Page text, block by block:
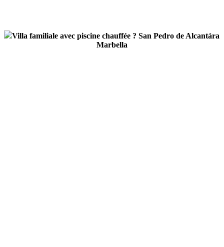
Villa familiale avec piscine chauffée ? San Pedro de Alcantára
Marbella